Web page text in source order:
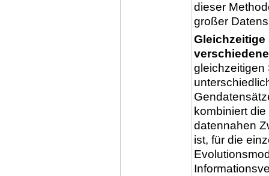
dieser
großer
Gleichzeitige
gleichzeitigen
kombiniert
datennahen
ist, für die